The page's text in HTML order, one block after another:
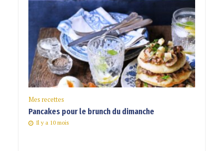
Mes recettes
Pancakes pour le brunch du dimanche
Il y a 10 mois